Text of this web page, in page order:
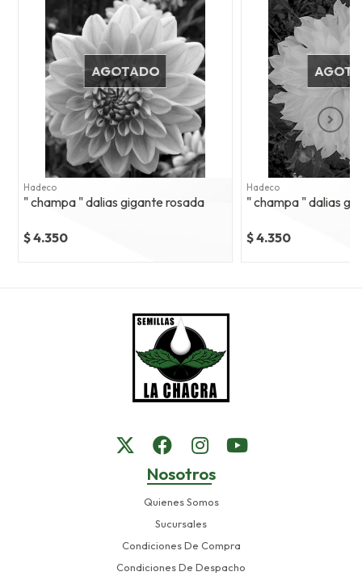
AGOTADO
Hadeco
" champa " dalias gigante rosada
$ 4.350
Hadeco
" champa " dalias
$ 4.350
Nosotros
Quienes Somos
Sucursales
Condiciones De Compra
Condiciones De Despacho